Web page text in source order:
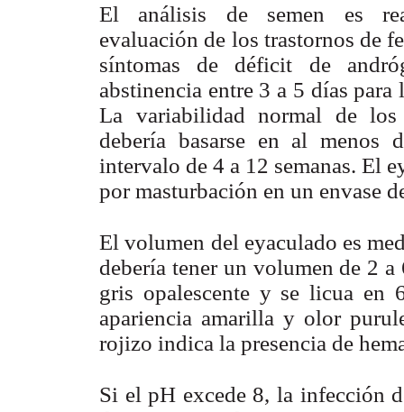
El análisis de semen es
evaluación de los trastornos de
síntomas de déficit de
abstinencia entre 3 a 5 días
La variabilidad normal de los
debería basarse en al menos
intervalo de 4 a 12 semanas. El
por masturbación en un envase
El volumen del eyaculado es
debería tener un volumen de 2
gris opalescente y se licua en
apariencia amarilla y olor
rojizo indica la presencia de
Si el pH excede 8, la infección